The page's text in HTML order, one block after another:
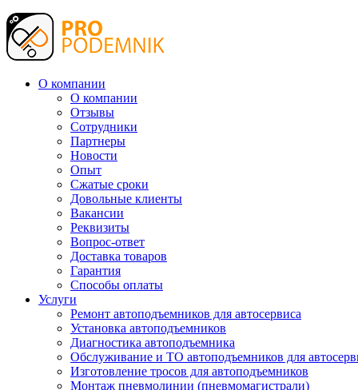
О компании
О компании
Отзывы
Сотрудники
Партнеры
Новости
Опыт
Сжатые сроки
Довольные клиенты
Вакансии
Реквизиты
Вопрос-ответ
Доставка товаров
Гарантия
Способы оплаты
Услуги
Ремонт автоподъемников для автосервиса
Установка автоподъемников
Диагностика автоподъемника
Обслуживание и ТО автоподъемников для
Изготовление тросов для автоподъемников
Монтаж пневмолинии (пневмомагистрали)